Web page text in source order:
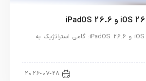
انتشار آپدیت iOS 26.6 و iPadOS 26.6: گامی استراتژیک به
2026-07-28